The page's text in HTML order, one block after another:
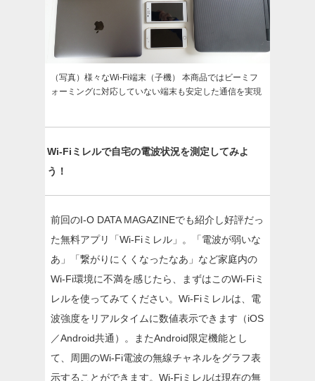
（写真）様々なWi-Fi端末（子機） 本商品ではビーミフ
ォーミングに対応していない端末も安定した通信を実現
Wi-Fiミレルで自宅の電波状況を測定してみよ
う！
前回のI-O DATA MAGAZINEでも紹介し好評だっ
た無料アプリ「Wi-Fiミレル」。「電波が弱いな
あ」「繋がりにくくなったなあ」など家庭内の
Wi-Fi環境に不満を感じたら、まずはこのWi-Fiミ
レルを使ってみてください。Wi-Fiミレルは、電
波強度をリアルタイムに数値表示できます（iOS
／Android共通）。またAndroid限定機能とし
て、周囲のWi-Fi電波の無線チャネルをグラフ表
示することができます。Wi-Fiミレルは現在の無